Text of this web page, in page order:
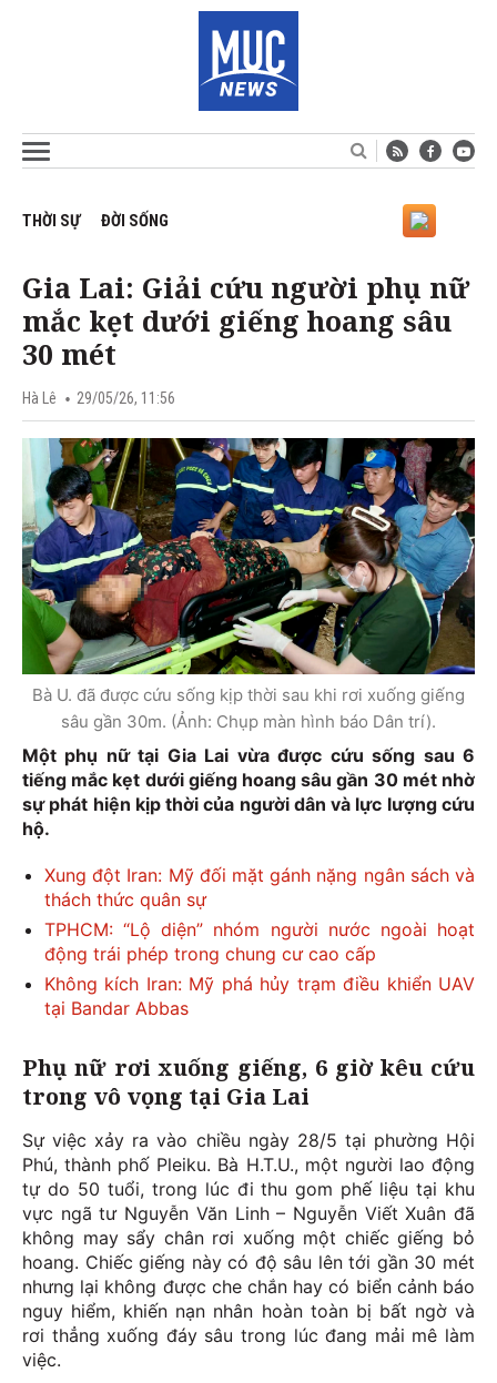
THỜI SỰ ĐỜI SỐNG
Gia Lai: Giải cứu người phụ nữ
mắc kẹt dưới giếng hoang sâu
30 mét
Hà Lê 29/05/26, 11:56
Bà U. đã được cứu sống kịp thời sau khi rơi xuống giếng
sâu gần 30m. (Ảnh: Chụp màn hình báo Dân trí).
Một phụ nữ tại Gia Lai vừa được cứu sống sau 6
tiếng mắc kẹt dưới giếng hoang sâu gần 30 mét nhờ
sự phát hiện kịp thời của người dân và lực lượng cứu
hộ.
Xung đột Iran: Mỹ đối mặt gánh nặng ngân sách và
thách thức quân sự
TPHCM: “Lộ diện” nhóm người nước ngoài hoạt
động trái phép trong chung cư cao cấp
Không kích Iran: Mỹ phá hủy trạm điều khiển UAV
tại Bandar Abbas
Phụ nữ rơi xuống giếng, 6 giờ kêu cứu
trong vô vọng tại Gia Lai
Sự việc xảy ra vào chiều ngày 28/5 tại phường Hội
Phú, thành phố Pleiku. Bà H.T.U., một người lao động
tự do 50 tuổi, trong lúc đi thu gom phế liệu tại khu
vực ngã tư Nguyễn Văn Linh – Nguyễn Viết Xuân đã
không may sẩy chân rơi xuống một chiếc giếng bỏ
hoang. Chiếc giếng này có độ sâu lên tới gần 30 mét
nhưng lại không được che chắn hay có biển cảnh báo
nguy hiểm, khiến nạn nhân hoàn toàn bị bất ngờ và
rơi thẳng xuống đáy sâu trong lúc đang mải mê làm
việc.